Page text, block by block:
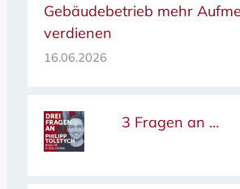
Gebäudebetrieb mehr
verdienen
16.06.2026
3 Fragen an …